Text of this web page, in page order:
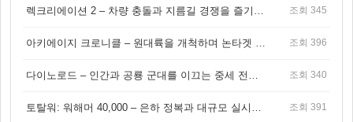
조회 345
조회 396
조회 340
조회 391